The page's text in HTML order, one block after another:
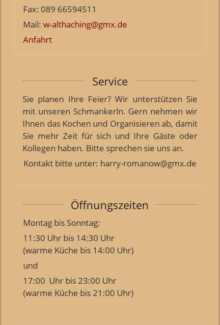
Fax: 089 66594511
Mail:w-althaching@gmx.de
Anfahrt
Service
Sie planen Ihre Feier? Wir unterstützen Sie
mit unseren Schmankerln. Gern nehmen wir
Ihnen das Kochen und Organisieren ab, damit
Sie mehr Zeit für sich und Ihre Gäste oder
Kollegen haben. Bitte sprechen sie uns an.
Kontakt bitte unter: harry-romanow@gmx.de
Öffnungszeiten
Montag bis Sonntag:
11:30 Uhr bis 14:30 Uhr
(warme Küche bis 14:00 Uhr)
und
17:00 Uhr bis 23:00 Uhr
(warme Küche bis 21:00 Uhr)